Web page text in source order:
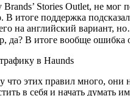
Stories Outlet, не
итоге поддержка
на английский
В итоге вообще ошибка
в Haunds
что этих правил много,
в себя и начать думать